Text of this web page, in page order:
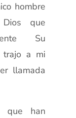
hombre
que
Su
trajo a mi
llamada
que han